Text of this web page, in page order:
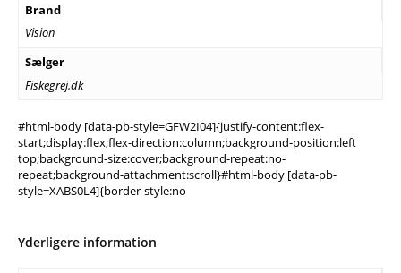
Brand
Vision
Sælger
Fiskegrej.dk
#html-body [data-pb-style=GFW2I04]{justify-content:flex-
start;display:flex;flex-direction:column;background-position:left
top;background-size:cover;background-repeat:no-
repeat;background-attachment:scroll}#html-body [data-pb-
style=XABS0L4]{border-style:no
Yderligere information